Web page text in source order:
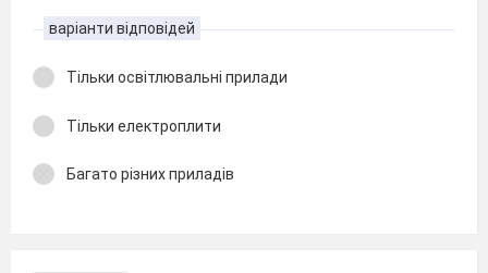
варіанти відповідей
Тільки освітлювальні прилади
Тільки електроплити
Багато різних приладів